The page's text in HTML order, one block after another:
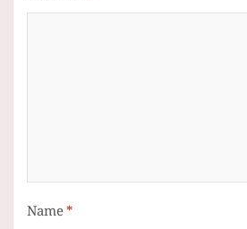
Name*